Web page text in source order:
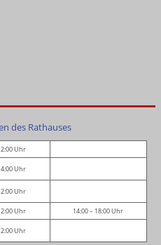
des Rathauses
Uhr
Uhr
Uhr
Uhr 14:00 – 18:00 Uhr
Uhr